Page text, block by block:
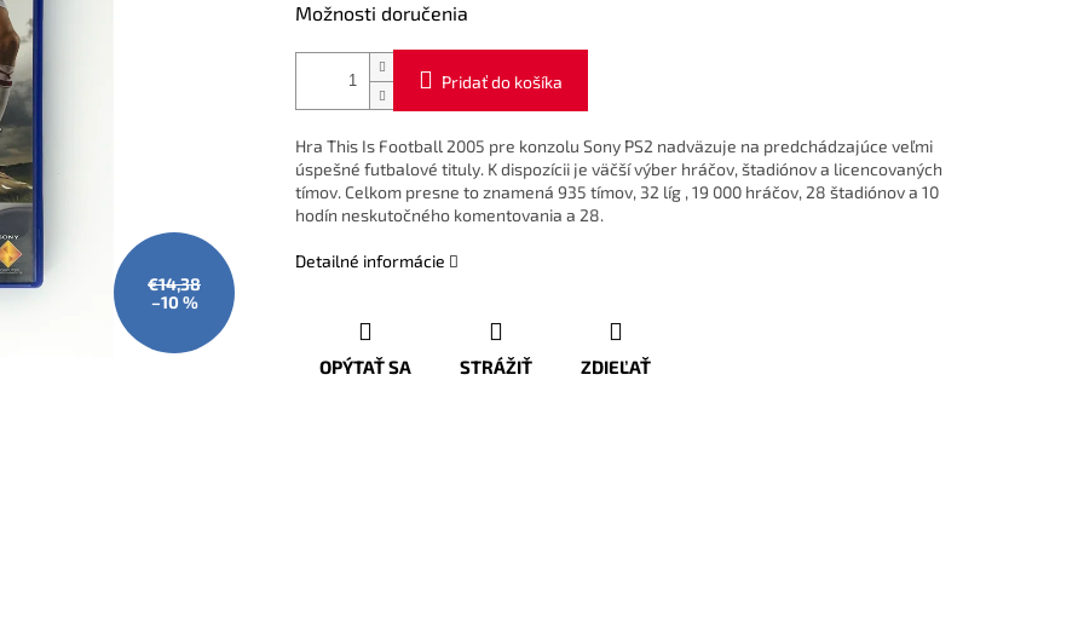
€14,38
–10 %
Možnosti doručenia
Pridať do košíka
Hra This Is Football 2005 pre konzolu Sony PS2 nadväzuje na predchádzajúce veľmi
úspešné futbalové tituly. K dispozícii je väčší výber hráčov, štadiónov a licencovaných
tímov. Celkom presne to znamená 935 tímov, 32 líg , 19 000 hráčov, 28 štadiónov a 10
hodín neskutočného komentovania a 28.
Detailné informácie
OPÝTAŤ SA STRÁŽIŤ ZDIEĽAŤ